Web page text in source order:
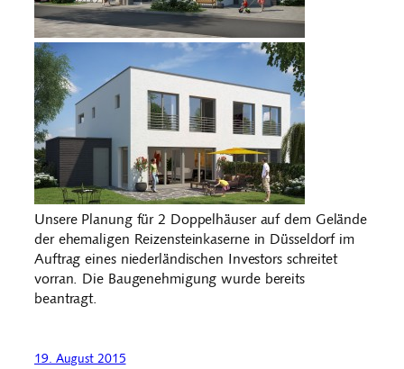
Unsere Planung für 2 Doppelhäuser auf dem Gelände
der ehemaligen Reizensteinkaserne in Düsseldorf im
Auftrag eines niederländischen Investors schreitet
vorran. Die Baugenehmigung wurde bereits
beantragt.
19. August 2015